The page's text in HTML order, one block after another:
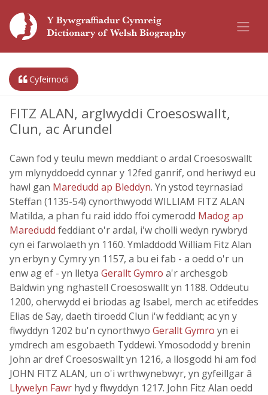
Cyfeirnodi
FITZ ALAN, arglwyddi Croesoswallt,
Clun, ac Arundel
Cawn fod y teulu mewn meddiant o ardal Croesoswallt
ym mlynyddoedd cynnar y 12fed ganrif, ond heriwyd eu
hawl gan Maredudd ap Bleddyn. Yn ystod teyrnasiad
Steffan (1135-54) cynorthwyodd WILLIAM FITZ ALAN
Matilda, a phan fu raid iddo ffoi cymerodd Madog ap
Maredudd feddiant o'r ardal, i'w cholli wedyn rywbryd
cyn ei farwolaeth yn 1160. Ymladdodd William Fitz Alan
yn erbyn y Cymry yn 1157, a bu ei fab - a oedd o'r un
enw ag ef - yn lletya Gerallt Gymro a'r archesgob
Baldwin yng nghastell Croesoswallt yn 1188. Oddeutu
1200, oherwydd ei briodas ag Isabel, merch ac etifeddes
Elias de Say, daeth tiroedd Clun i'w feddiant; ac yn y
flwyddyn 1202 bu'n cynorthwyo Gerallt Gymro yn ei
ymdrech am esgobaeth Tyddewi. Ymosododd y brenin
John ar dref Croesoswallt yn 1216, a llosgodd hi am fod
JOHN FITZ ALAN, un o'i wrthwynebwyr, yn gyfeillgar â
Llywelyn Fawr hyd y flwyddyn 1217. John Fitz Alan oedd